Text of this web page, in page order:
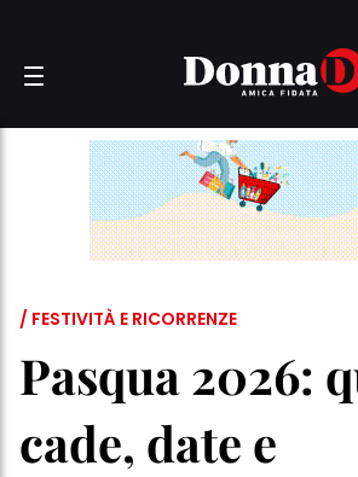
/ FESTIVITÀ E RICORRENZE
Pasqua 2026:
cade, date e